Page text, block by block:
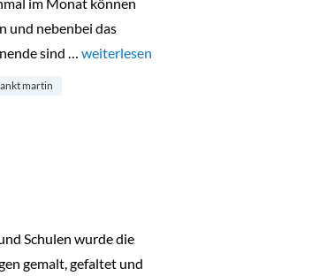
im Monat können
und nebenbei das
sind … „Laternenbasteln im Freilichtmuseum
weiterlesen
martin
Schulen wurde die
gemalt, gefaltet und